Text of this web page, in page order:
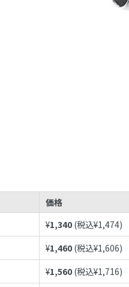
価格
¥1,340 (税込¥1,474)
¥1,460 (税込¥1,606)
¥1,560 (税込¥1,716)